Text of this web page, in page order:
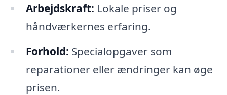
Arbejdskraft: Lokale priser og
håndværkernes erfaring.
Forhold: Specialopgaver som
reparationer eller ændringer kan øge
prisen.